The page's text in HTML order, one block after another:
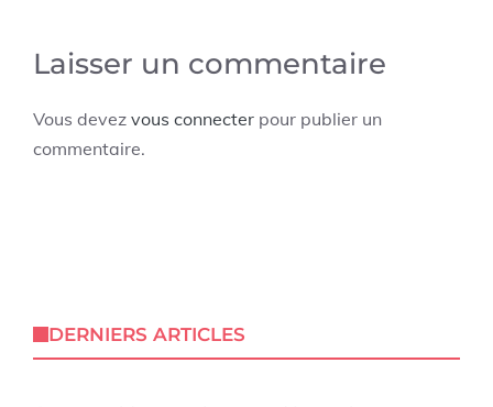
Laisser un commentaire
Vous devez vous connecter pour publier un
commentaire.
DERNIERS ARTICLES